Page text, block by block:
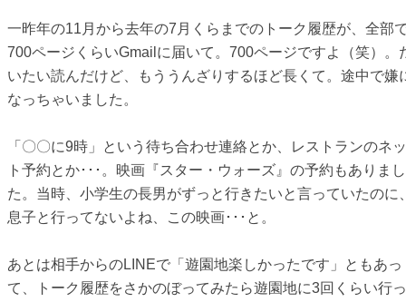
一昨年の11月から去年の7月くらまでのトーク履歴が、全部
700ページくらいGmailに届いて。700ページですよ（笑）。
いたい読んだけど、もううんざりするほど長くて。途中で嫌
なっちゃいました。
「〇〇に9時」という待ち合わせ連絡とか、レストランのネッ
ト予約とか･･･。映画『スター・ウォーズ』の予約もありまし
た。当時、小学生の長男がずっと行きたいと言っていたのに
息子と行ってないよね、この映画･･･と。
あとは相手からのLINEで「遊園地楽しかったです」ともあっ
て、トーク履歴をさかのぼってみたら遊園地に3回くらい行っ